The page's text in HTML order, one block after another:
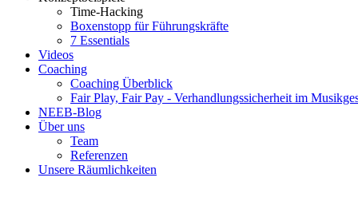
Time-Hacking
Boxenstopp für Führungskräfte
7 Essentials
Videos
Coaching
Coaching Überblick
Fair Play, Fair Pay - Verhandlungssicherheit im
NEEB-Blog
Über uns
Team
Referenzen
Unsere Räumlichkeiten